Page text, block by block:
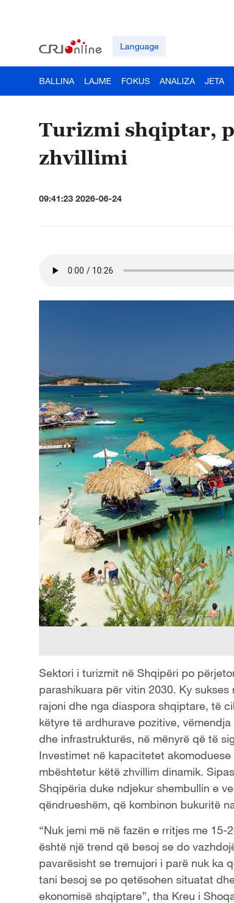
Language
BALLINA LAJME FOKUS ANALIZA JETA
Turizmi shqiptar,
zhvillimi
09:41:23 2026-06-24
Sektori i turizmit në Shqipëri po
parashikuara për vitin 2030. Ky
rajoni dhe nga diaspora shqiptare, të
këtyre të ardhurave pozitive,
dhe infrastrukturës, në mënyrë që të
Investimet në kapacitetet
mbështetur këtë zhvillim dinamik.
Shqipëria duke ndjekur shembullin e
qëndrueshëm, që kombinon bukuritë
“Nuk jemi më në fazën e rritjes me
është një trend që besoj se do
pavarësisht se tremujori i parë nuk ka
tani besoj se po qetësohen situatat
ekonomisë shqiptare”, tha Kreu i